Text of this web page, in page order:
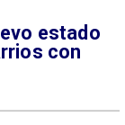
estado
con